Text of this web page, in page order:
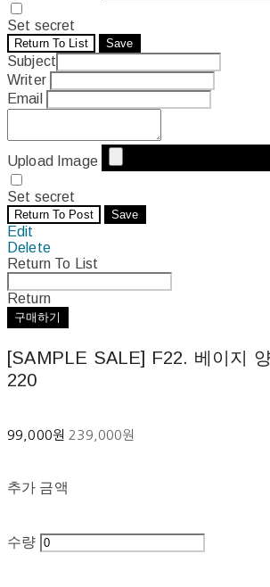
Set secret
Return To List Save
Subject
Writer
Email
Upload Image
Set secret
Return To Post Save
Edit
Delete
Return To List
Return
구매하기
[SAMPLE SALE] F22. 베이지
220
99,000원 239,000원
추가 금액
수량